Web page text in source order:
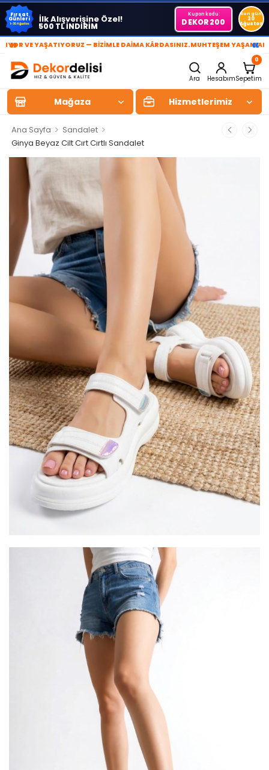
Fırsat
Günleri
1-30 Ağustos İlk Alışverişine Özel!
500 TL İNDİRİM
Kupon kodu:
DEKOR200
Son gün
30
Ağustos
»VE YAŞATIYORUZ — BİZİMLE DAİMA KÂRDASINIZ.MUHTEŞEM YAŞAM «
Ara Hesabım
0
Sepetim
Mağaza Hizmetlerimiz
Ana Sayfa > Sandalet >
Ginya Beyaz Cilt Cırt Cırtlı Sandalet